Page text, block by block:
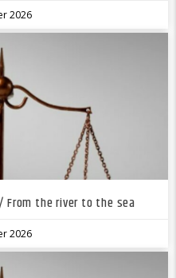
2026
From the river to the sea
2026